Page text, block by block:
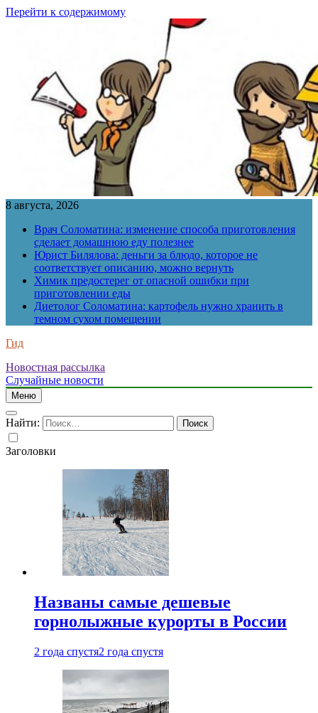
Перейти к содержимому
8 августа, 2026
Врач Соломатина: изменение способа приготовления
сделает домашнюю еду полезнее
Юрист Билялова: деньги за блюдо, которое не
соответствует описанию, можно вернуть
Химик предостерег от опасной ошибки при
приготовлении еды
Диетолог Соломатина: картофель нужно хранить в
темном сухом помещении
Гид
Новостная рассылка
Случайные новости
Меню
Найти:
Заголовки
Названы самые дешевые
горнолыжные курорты в России
2 года спустя2 года спустя